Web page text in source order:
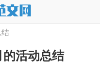
结
活动总结